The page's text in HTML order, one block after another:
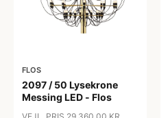
FLOS
2097 / 50 Lysekrone
Messing LED - Flos